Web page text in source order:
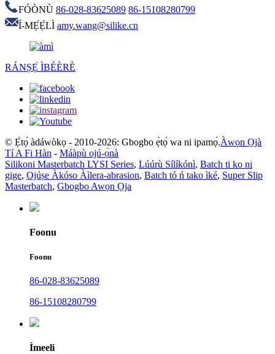
FÓÒNÙ 86-028-83625089 86-15108280799
Í-MẸ́Ẹ̀LÌ amy.wang@silike.cn
RÁNṢẸ́ ÌBÉÈRÈ
© Ẹ̀tọ́ àdáwòkọ - 2010-2026: Gbogbo ẹ̀tọ́ wa ni ipamọ́.Àwọn Ọjà
Tí A Fi Hàn - Máàpù ojú-ọ̀nà
Silikoni Masterbatch LYSI Series, Lúúrù Sílíkónì, Batch ti ko ni
gige, Ojúṣe Àkóso Àìlera-abrasion, Batch tó ń tako ìké, Super Slip
Masterbatch, Gbogbo Awọn Ọja
Foonu
Foonu
86-028-83625089
86-15108280799
Ìmeeli